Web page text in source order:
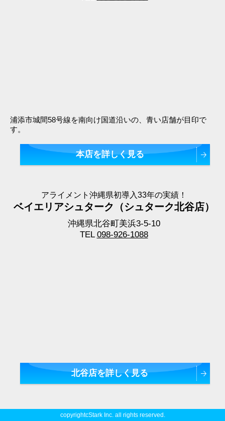
浦添市城間58号線を南向け国道沿いの、青い店舗が目印で
す。
本店を詳しく見る
アライメント沖縄県初導入33年の実績！
ベイエリアシュターク（シュターク北谷店）
沖縄県北谷町美浜3-5-10
TEL 098-926-1088
北谷店を詳しく見る
copyrightcStark Inc. all rights reserved.